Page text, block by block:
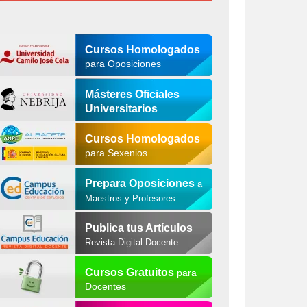
Cursos Homologados
para Oposiciones
Másteres Oficiales
Universitarios
Cursos Homologados
para Sexenios
Prepara Oposiciones a
Maestros y Profesores
Publica tus Artículos
Revista Digital Docente
Cursos Gratuitospara
Docentes